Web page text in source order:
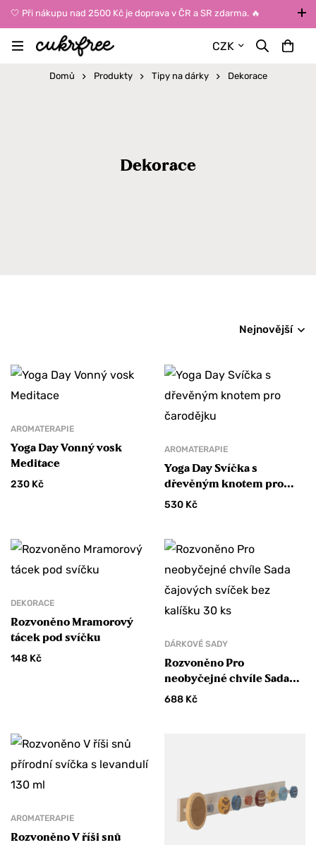
🤍 Při nákupu nad 2500 Kč je doprava v ČR a SR zdarma. 🔥
UPOZORNĚNÍ: Během léta vybírejte dopravu kurýrem nebo do Z-
BOXů umístěných uvnitř budov. Reklamace zboží způsobené
CZK
Domů Produkty Tipy na dárky Dekorace
Dekorace
Nejnovější
AROMATERAPIE
Yoga Day Vonný vosk
Meditace
230 Kč
AROMATERAPIE
Yoga Day Svíčka s
dřevěným knotem pro
čarodějku
530 Kč
DEKORACE
Rozvoněno Mramorový
tácek pod svíčku
148 Kč
DÁRKOVÉ SADY
Rozvoněno Pro
neobyčejné chvíle Sada
čajových svíček bez
688 Kč
AROMATERAPIE
Rozvoněno V říši snů